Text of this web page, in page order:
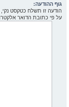
גוף ההודעה:
על פי כתובת הדואר